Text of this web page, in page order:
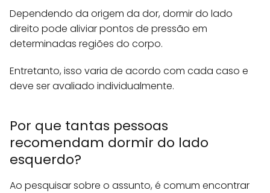
Dependendo da origem da dor, dormir do lado
direito pode aliviar pontos de pressão em
determinadas regiões do corpo.
Entretanto, isso varia de acordo com cada caso e
deve ser avaliado individualmente.
Por que tantas pessoas
recomendam dormir do lado
esquerdo?
Ao pesquisar sobre o assunto, é comum encontrar